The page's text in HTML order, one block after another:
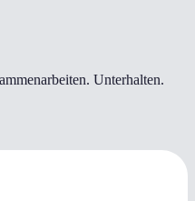
Unterhalten.